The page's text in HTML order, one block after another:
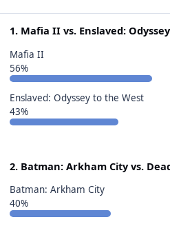
1. Mafia II vs. Enslaved:
Mafia II
56%
Enslaved: Odyssey to the West
43%
2. Batman: Arkham City vs.
Batman: Arkham City
40%